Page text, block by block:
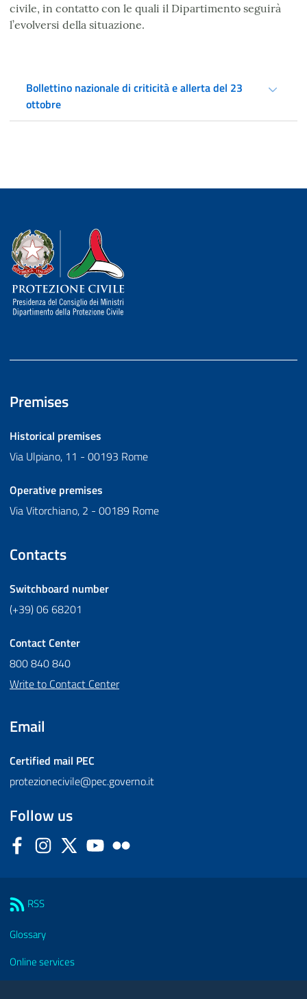
civile, in contatto con le quali il Dipartimento seguirà
l’evolversi della situazione.
Bollettino nazionale di criticità e allerta del 23
ottobre
Dipartimento della Protezione Civile
Premises
Historical premises
Via Ulpiano, 11 - 00193 Rome
Operative premises
Via Vitorchiano, 2 - 00189 Rome
Contacts
Switchboard number
(+39) 06 68201
Contact Center
800 840 840
Write to Contact Center
Email
Certified mail PEC
protezionecivile@pec.governo.it
Follow us
FacebookInstagram
Twitter YouTube
RSS
Glossary
Online services